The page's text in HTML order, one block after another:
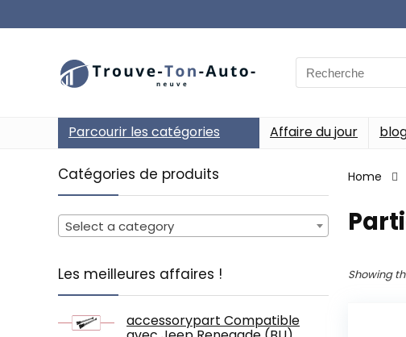
Search
for:
Parcourir les catégories Affaire du jour
Catégories de produits
Select a category
Les meilleures affaires !
accessorypart Compatible
Home
Showing